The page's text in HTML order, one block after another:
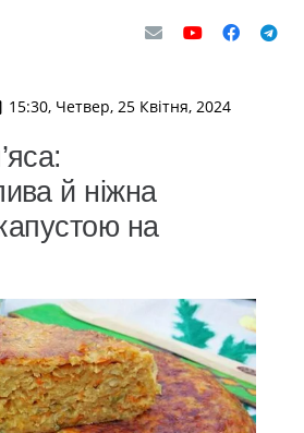
15:30, Четвер, 25 Квітня, 2024
й ніжна
на